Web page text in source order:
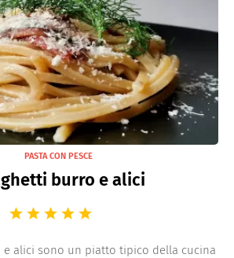
PASTA CON PESCE
burro e alici
e alici sono un piatto tipico della cucina